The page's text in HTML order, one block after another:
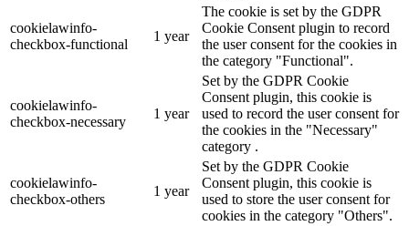
cookielawinfo-
checkbox-functional
1 year
The cookie is set by the GDPR
Cookie Consent plugin to record
the user consent for the cookies in
the category "Functional".
cookielawinfo-
checkbox-necessary
1 year
Set by the GDPR Cookie
Consent plugin, this cookie is
used to record the user consent for
the cookies in the "Necessary"
category .
cookielawinfo-
checkbox-others
1 year
Set by the GDPR Cookie
Consent plugin, this cookie is
used to store the user consent for
cookies in the category "Others".